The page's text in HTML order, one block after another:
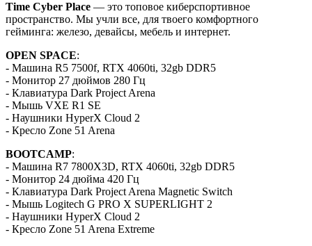
Time Cyber Place — это топовое киберспортивное
пространство. Мы учли все, для твоего комфортного
гейминга: железо, девайсы, мебель и интернет.
OPEN SPACE:
- Машина R5 7500f, RTX 4060ti, 32gb DDR5
- Монитор 27 дюймов 280 Гц
- Клавиатура Dark Project Arena
- Мышь VXE R1 SE
- Наушники HyperX Cloud 2
- Кресло Zone 51 Arena
BOOTCAMP:
- Машина R7 7800X3D, RTX 4060ti, 32gb DDR5
- Монитор 24 дюйма 420 Гц
- Клавиатура Dark Project Arena Magnetic Switch
- Мышь Logitech G PRO X SUPERLIGHT 2
- Наушники HyperX Cloud 2
- Кресло Zone 51 Arena Extreme